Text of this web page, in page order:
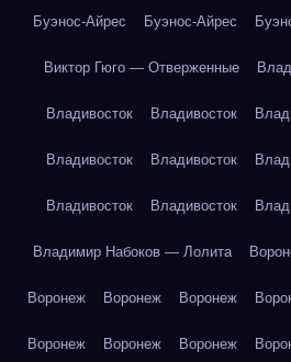
Буэнос-Айрес Буэнос-Айрес
Виктор Гюго — Отверженные
Владивосток Владивосток
Владивосток Владивосток
Владивосток Владивосток
Владимир Набоков — Лолита
Воронеж Воронеж Воронеж
Воронеж Воронеж Воронеж